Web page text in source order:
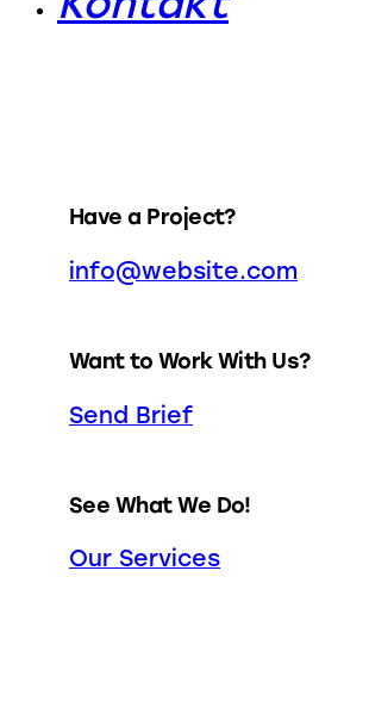
Have a Project?
info@website.com
Want to Work With Us?
Send Brief
See What We Do!
Our Services